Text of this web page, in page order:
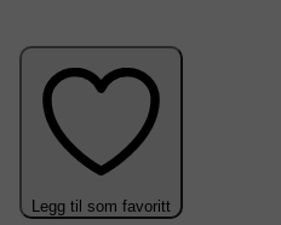
Legg til som favoritt